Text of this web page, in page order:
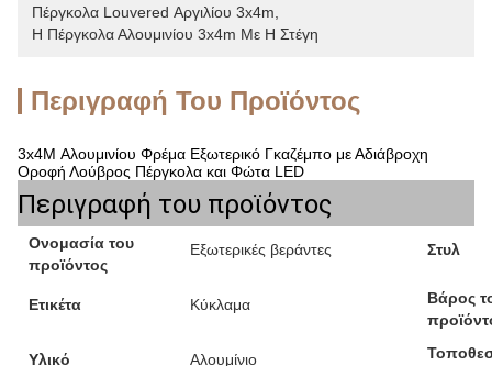
Πέργκολα Louvered Αργιλίου 3x4m
Η Πέργκολα Αλουμινίου 3x4m Με Η Στέγη
Περιγραφή Του Προϊόντος
3x4M Αλουμινίου Φρέμα Εξωτερικό Γκαζέμπο με Αδιάβροχη
Οροφή Λούβρος Πέργκολα και Φώτα LED
Περιγραφή του προϊόντος
Ονομασία του
προϊόντος
Εξωτερικές βεράντες Στυλ
Ετικέτα Κύκλαμα
Βάρος
Υλικό Αλουμίνιο